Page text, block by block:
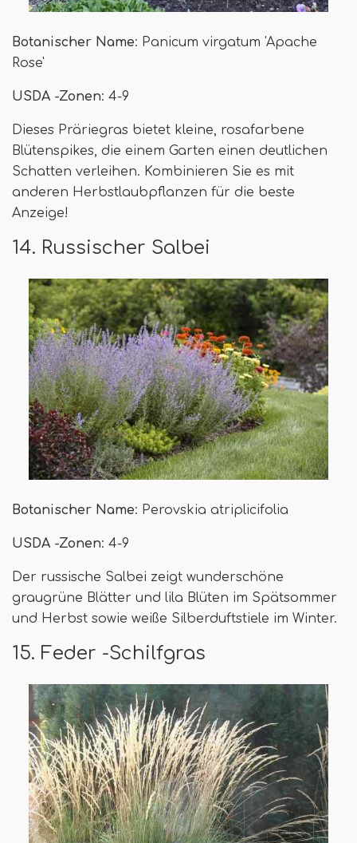
Botanischer Name: Panicum virgatum 'Apache
Rose'
USDA -Zonen: 4-9
Dieses Präriegras bietet kleine, rosafarbene
Blütenspikes, die einem Garten einen deutlichen
Schatten verleihen. Kombinieren Sie es mit
anderen Herbstlaubpflanzen für die beste
Anzeige!
14. Russischer Salbei
Botanischer Name: Perovskia atriplicifolia
USDA -Zonen: 4-9
Der russische Salbei zeigt wunderschöne
graugrüne Blätter und lila Blüten im Spätsommer
und Herbst sowie weiße Silberduftstiele im Winter.
15. Feder -Schilfgras